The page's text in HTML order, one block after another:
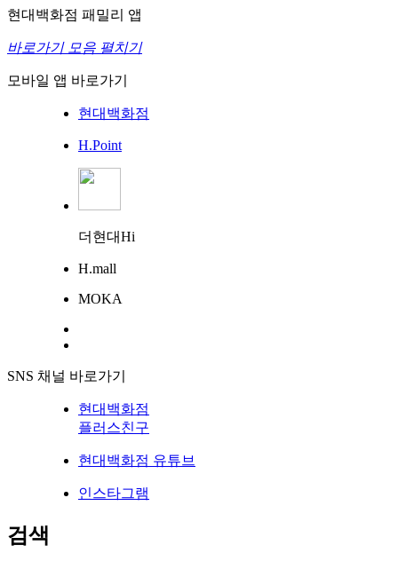
현대백화점 패밀리 앱
바로가기 모음 펼치기
모바일 앱 바로가기
현대백화점
H.Point
더현대Hi
H.mall
MOKA
SNS 채널 바로가기
현대백화점
플러스친구
현대백화점 유튜브
인스타그램
검색